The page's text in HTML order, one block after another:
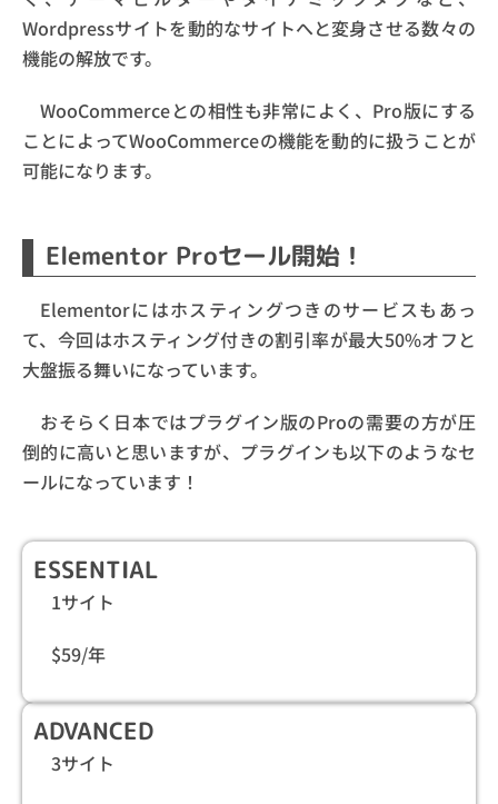
Wordpressサイトを動的なサイトへと変身させる数々の
機能の解放です。
WooCommerceとの相性も非常によく、Pro版にする
ことによってWooCommerceの機能を動的に扱うことが
可能になります。
Elementor Proセール開始！
Elementorにはホスティングつきのサービスもあっ
て、今回はホスティング付きの割引率が最大50%オフと
大盤振る舞いになっています。
おそらく日本ではプラグイン版のProの需要の方が圧
倒的に高いと思いますが、プラグインも以下のようなセ
ールになっています！
ESSENTIAL
1サイト
$59/年
ADVANCED
3サイト